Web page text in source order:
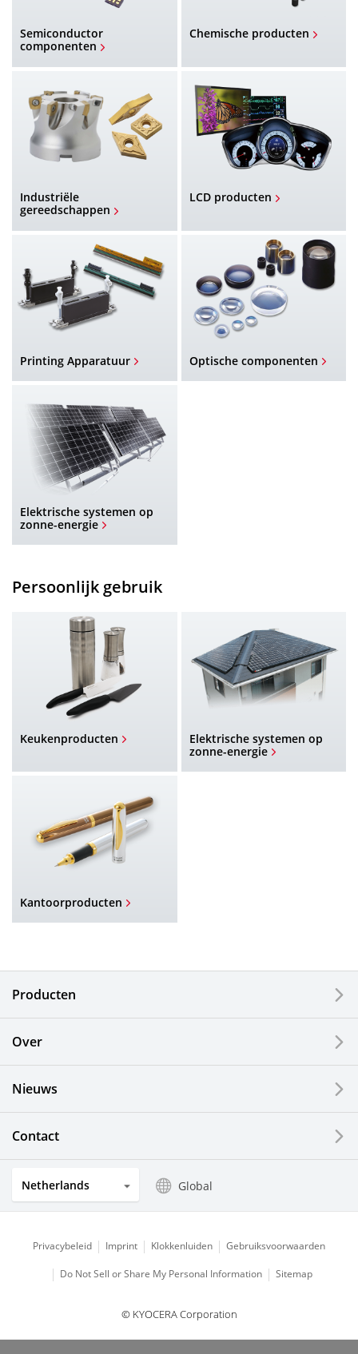
Semiconductor
componenten
Chemische producten
Industriële
gereedschappen
LCD producten
Printing Apparatuur Optische componenten
Elektrische systemen op
zonne-energie
Persoonlijk gebruik
Keukenproducten
Elektrische systemen op
zonne-energie
Kantoorproducten
Producten
Over
Nieuws
Contact
Netherlands Global
Privacybeleid Imprint Klokkenluiden Gebruiksvoorwaarden
Do Not Sell or Share My Personal Information Sitemap
© KYOCERA Corporation